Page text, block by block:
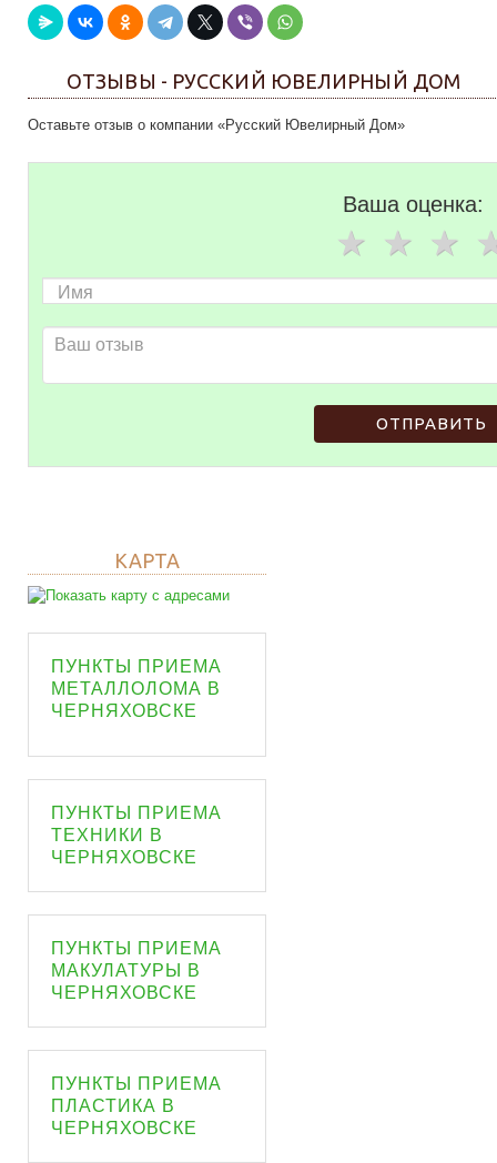
ОТЗЫВЫ - РУССКИЙ ЮВЕЛИРНЫЙ ДОМ
Оставьте отзыв о компании «Русский Ювелирный Дом»
Ваша оценка:
ОТПРАВИТЬ
КАРТА
ПУНКТЫ ПРИЕМА
МЕТАЛЛОЛОМА В
ЧЕРНЯХОВСКЕ
ПУНКТЫ ПРИЕМА
ТЕХНИКИ В
ЧЕРНЯХОВСКЕ
ПУНКТЫ ПРИЕМА
МАКУЛАТУРЫ В
ЧЕРНЯХОВСКЕ
ПУНКТЫ ПРИЕМА
ПЛАСТИКА В
ЧЕРНЯХОВСКЕ